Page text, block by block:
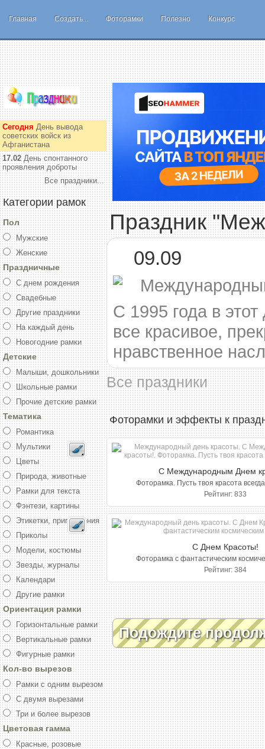
Главная Создать... Фоторамки Полезно Конкурс
Сегодня День вывода
советских войск из
Афганистана
17.02День спонтанного
проявления доброты
Все праздники...
Категории рамок
Пол
Мужские
Женские
Праздничные
С днем рождения
Свадебные
Другие праздники
На каждый день
Новогодние рамки
Детские
Малыши, дошкольники
Школьные рамки
Прочие детские рамки
Тематика
Романтика
Мультики
Цветы
Природа, животные
Рамки для текста
Фэнтези, картины
Этикетки, приглашения
Приколы
Модели, костюмы
Звезды, журналы
Календари
Другие рамки
Ориентация рамки
Горизонтальные рамки
Вертикальные рамки
Фигурные рамки
Кол-во вырезов
Рамки с одним вырезом
С двумя вырезами
Три и более вырезов
Цветовая гамма
Красные, розовые
Праздник
09.09
С 1995 года в
все красивое,
нравственное
Все праздники
Фоторамки и эффекты к
С Международным Днем
Фоторамка. Пусть твоя красота
Рейтинг: 833
С Днем Красоты!
Фоторамка с фантастическим
Рейтинг: 384
Подождите